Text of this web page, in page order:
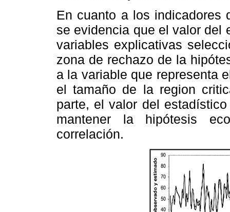
En cuanto a los indicadores
se evidencia que el valor del
variables explicativas
zona de rechazo de la
a la variable que representa
el tamaño de la region
parte, el valor del
mantener la hipótesis
correlación.